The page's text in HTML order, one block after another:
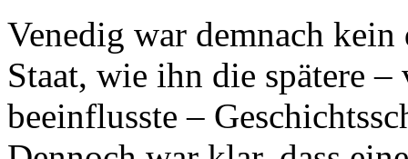
Venedig war demnach
Staat, wie ihn die spätere
beeinflusste –